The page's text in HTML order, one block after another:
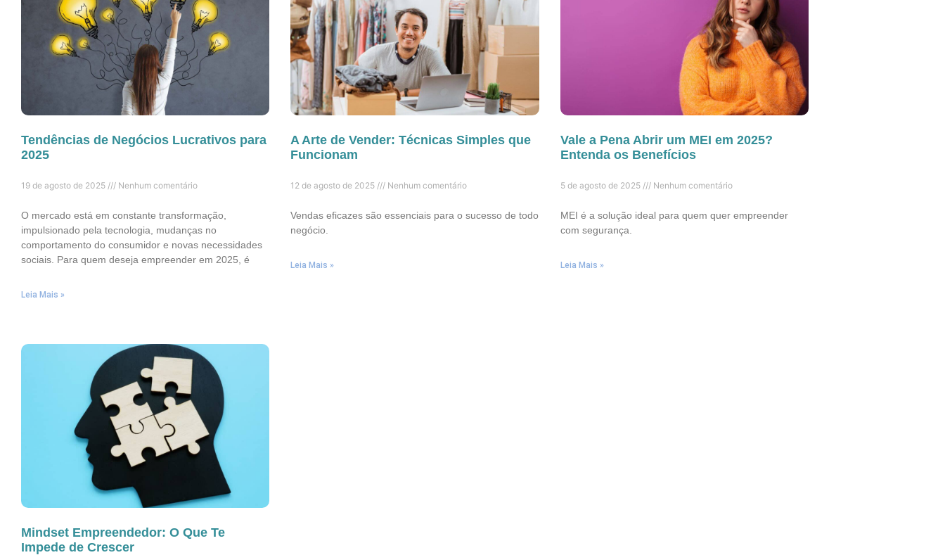
Tendências de Negócios Lucrativos para
2025
19 de agosto de 2025 Nenhum comentário
O mercado está em constante transformação,
impulsionado pela tecnologia, mudanças no
comportamento do consumidor e novas necessidades
sociais. Para quem deseja empreender em 2025, é
Leia Mais »
A Arte de Vender: Técnicas Simples que
Funcionam
12 de agosto de 2025 Nenhum comentário
Vendas eficazes são essenciais para o sucesso de todo
negócio.
Leia Mais »
Vale a Pena Abrir um MEI em 2025?
Entenda os Benefícios
5 de agosto de 2025 Nenhum comentário
MEI é a solução ideal para quem quer empreender
com segurança.
Leia Mais »
Mindset Empreendedor: O Que Te
Impede de Crescer